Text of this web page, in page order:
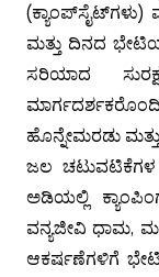
ಮತ್ತು ದಿನದ
ಸರಿಯಾದ
ಹೊನ್ನೇಮರಡು
ಜಲ ಚಟುವಟಿಕೆಗಳ
ಅಡಿಯಲ್ಲಿ
ವನ್ಯಜೀವಿ ಧಾಮ,
ಆಕರ್ಷಣೆಗಳಿಗೆ ಭೇಟಿ